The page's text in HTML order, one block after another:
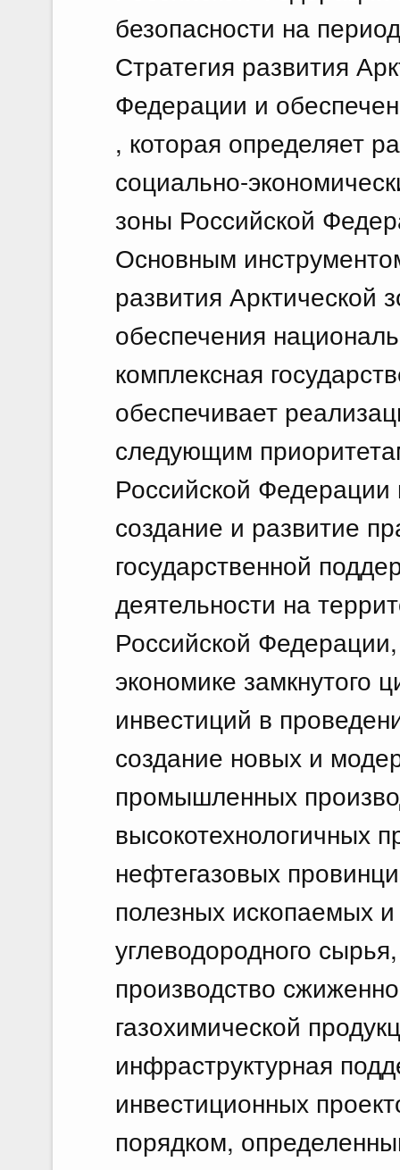
безопасности на
Стратегия развития
Федерации и
, которая определяет
социально-
зоны Российской
Основным
развития Арктической
обеспечения
комплексная
обеспечивает
следующим
Российской Федерации
создание и развитие
государственной
деятельности на
Российской
экономике замкнутого
инвестиций в
создание новых и
промышленных
высокотехнологичных
нефтегазовых
полезных ископаемых
углеводородного
производство
газохимической
инфраструктурная
инвестиционных
порядком,